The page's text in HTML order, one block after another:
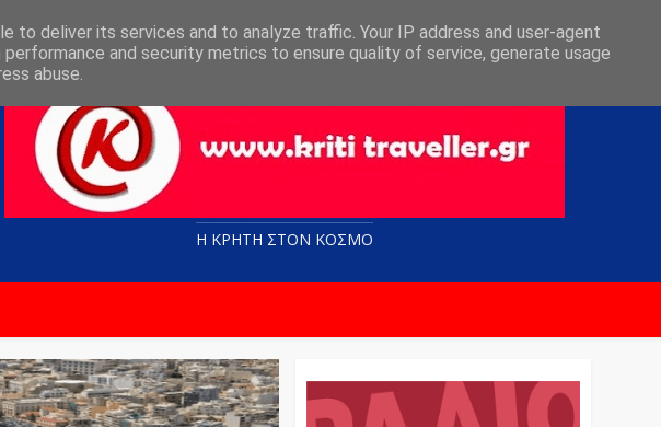
Η ΚΡΗΤΗ ΣΤΟN KOΣΜΟ
to deliver its services and to analyze traffic. Your IP address and user-agent
and security metrics to ensure quality of service, generate usage
abuse.